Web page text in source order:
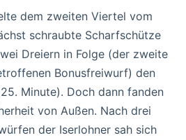
dem zweiten Viertel vom
schraubte Scharfschütze
Dreiern in Folge (der zweite
Bonusfreiwurf) den
Minute). Doch dann fanden
von Außen. Nach drei
der Iserlohner sah sich